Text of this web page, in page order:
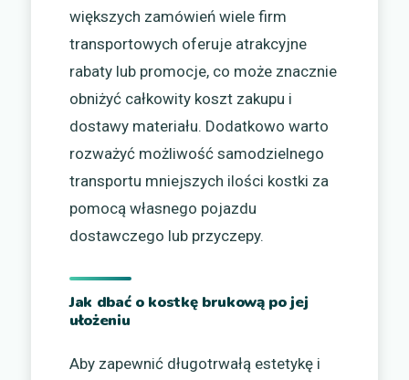
większych zamówień wiele firm
transportowych oferuje atrakcyjne
rabaty lub promocje, co może znacznie
obniżyć całkowity koszt zakupu i
dostawy materiału. Dodatkowo warto
rozważyć możliwość samodzielnego
transportu mniejszych ilości kostki za
pomocą własnego pojazdu
dostawczego lub przyczepy.
Jak dbać o kostkę brukową po jej
ułożeniu
Aby zapewnić długotrwałą estetykę i